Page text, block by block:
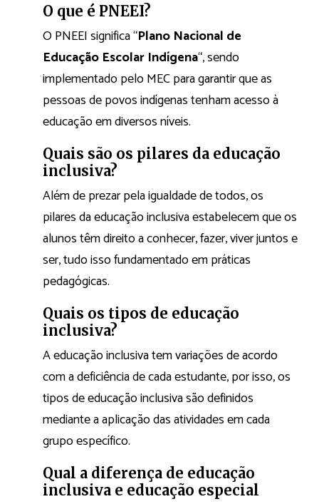
O que é PNEEI?
O PNEEI significa “Plano Nacional de
Educação Escolar Indígena“, sendo
implementado pelo MEC para garantir que as
pessoas de povos indígenas tenham acesso à
educação em diversos níveis.
Quais são os pilares da educação
inclusiva?
Além de prezar pela igualdade de todos, os
pilares da educação inclusiva estabelecem que os
alunos têm direito a conhecer, fazer, viver juntos e
ser, tudo isso fundamentado em práticas
pedagógicas.
Quais os tipos de educação
inclusiva?
A educação inclusiva tem variações de acordo
com a deficiência de cada estudante, por isso, os
tipos de educação inclusiva são definidos
mediante a aplicação das atividades em cada
grupo específico.
Qual a diferença de educação
inclusiva e educação especial